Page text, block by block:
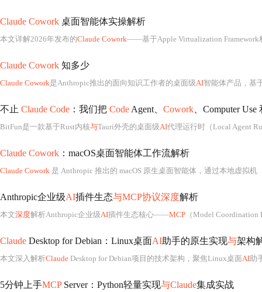
Claude Cowork 桌面智能体实操解析
本文详解2026年发布的Claude Cowork——基于Apple Virtualization Framework
Claude Cowork 知多少
Claude Cowork是Anthropic推出的面向知识工作者的桌面级AI智能体产品，基于本地虚拟机（VM）
不止 Claude Code ：我们把 Code Agent、 Cowork 、Computer Use 和
BitFun是一款基于Rust内核与Tauri外壳的桌面级AI代理运行时（Local Agent
Claude Cowork ：macOS桌面智能体工作流解析
Claude Cowork 是 Anthropic 推出的 macOS 原生桌面智能体，通过本地虚拟机（CoworkVMService）实现
Anthropic企业级AI插件生态与MCP协议深度解析
本文深度解析Anthropic企业级AI插件生态核心——MCP （Model Coordination
Claude Desktop for Debian：Linux桌面AI助手的原生实现与架构
本文深入解析Claude Desktop for Debian项目的技术架构，聚焦Linux桌面AI助手
5分钟上手MCPServer：Python轻量实现与Claude集成实战